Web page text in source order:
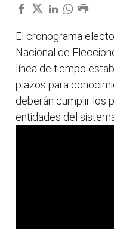
El cronograma
Nacional de
línea de tiempo
plazos para
deberán cumplir los
entidades del